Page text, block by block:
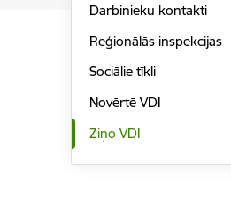
Darbinieku kontakti
Reģionālās inspekcijas
Sociālie tīkli
Novērtē VDI
Ziņo VDI